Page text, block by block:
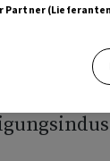
Auftrag
Partner